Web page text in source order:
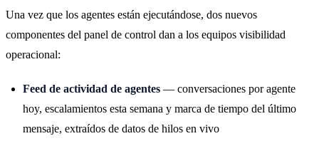
Una vez que los agentes están ejecutándose, dos nuevos
componentes del panel de control dan a los equipos visibilidad
operacional:
Feed de actividad de agentes — conversaciones por agente
hoy, escalamientos esta semana y marca de tiempo del último
mensaje, extraídos de datos de hilos en vivo